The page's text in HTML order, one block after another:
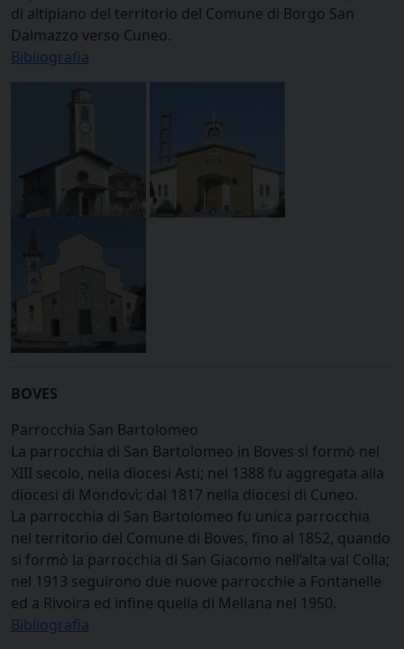
di altipiano del territorio del Comune di Borgo San
Dalmazzo verso Cuneo.
Bibliografia
BOVES
Parrocchia San Bartolomeo
La parrocchia di San Bartolomeo in Boves si formò nel
XIII secolo, nella diocesi Asti; nel 1388 fu aggregata alla
diocesi di Mondovì; dal 1817 nella diocesi di Cuneo.
La parrocchia di San Bartolomeo fu unica parrocchia
nel territorio del Comune di Boves, fino al 1852, quando
si formò la parrocchia di San Giacomo nell’alta val Colla;
nel 1913 seguirono due nuove parrocchie a Fontanelle
ed a Rivoira ed infine quella di Mellana nel 1950.
Bibliografia